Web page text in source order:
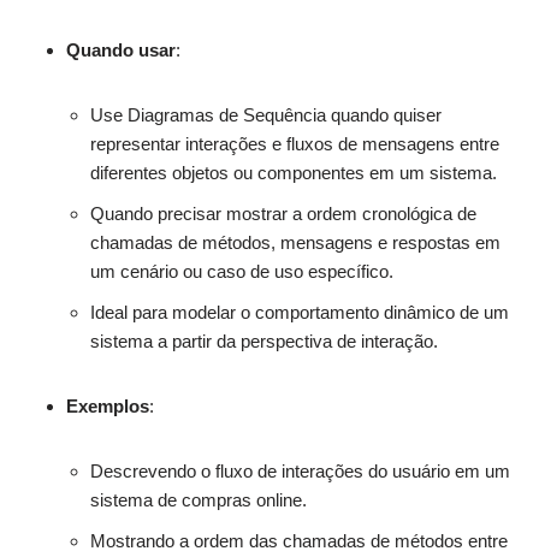
Quando usar:
Use Diagramas de Sequência quando quiser
representar interações e fluxos de mensagens entre
diferentes objetos ou componentes em um sistema.
Quando precisar mostrar a ordem cronológica de
chamadas de métodos, mensagens e respostas em
um cenário ou caso de uso específico.
Ideal para modelar o comportamento dinâmico de um
sistema a partir da perspectiva de interação.
Exemplos:
Descrevendo o fluxo de interações do usuário em um
sistema de compras online.
Mostrando a ordem das chamadas de métodos entre